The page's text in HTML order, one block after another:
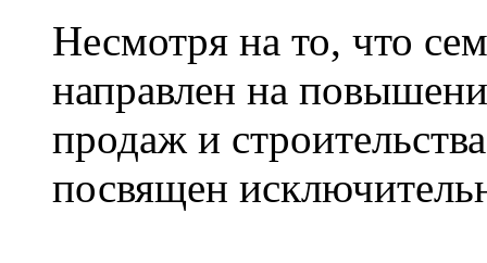
Несмотря на то, что
направлен на
продаж и
посвящен